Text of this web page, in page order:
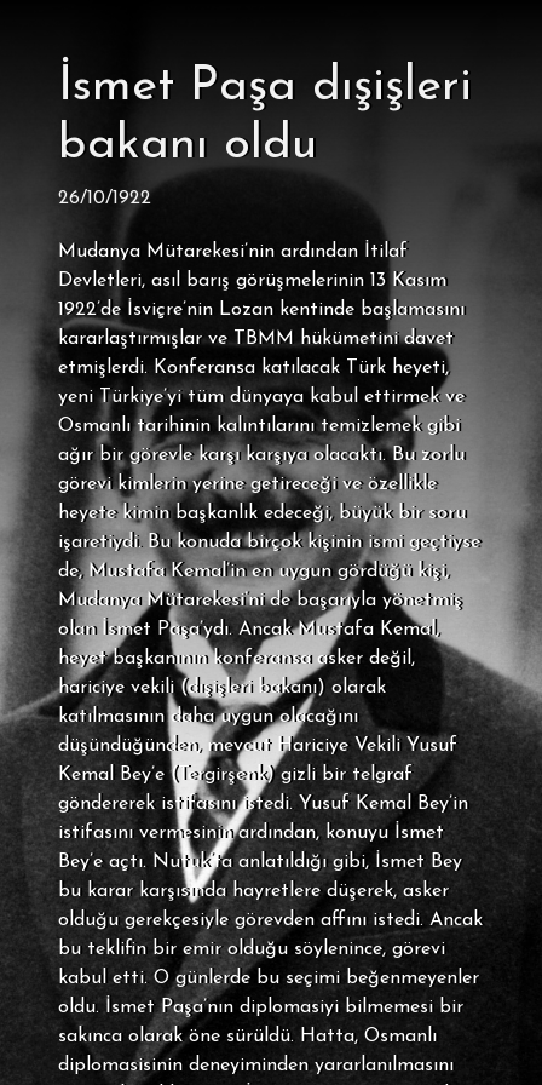
İsmet Paşa dışişleri
bakanı oldu
26/10/1922
Mudanya Mütarekesi’nin ardından İtilaf
Devletleri, asıl barış görüşmelerinin 13 Kasım
1922’de İsviçre’nin Lozan kentinde başlamasını
kararlaştırmışlar ve TBMM hükümetini davet
etmişlerdi. Konferansa katılacak Türk heyeti,
yeni Türkiye’yi tüm dünyaya kabul ettirmek ve
Osmanlı tarihinin kalıntılarını temizlemek gibi
ağır bir görevle karşı karşıya olacaktı. Bu zorlu
görevi kimlerin yerine getireceği ve özellikle
heyete kimin başkanlık edeceği, büyük bir soru
işaretiydi. Bu konuda birçok kişinin ismi geçtiyse
de, Mustafa Kemal’in en uygun gördüğü kişi,
Mudanya Mütarekesi’ni de başarıyla yönetmiş
olan İsmet Paşa’ydı. Ancak Mustafa Kemal,
heyet başkanının konferansa asker değil,
hariciye vekili (dışişleri bakanı) olarak
katılmasının daha uygun olacağını
düşündüğünden, mevcut Hariciye Vekili Yusuf
Kemal Bey’e (Tergirşenk) gizli bir telgraf
göndererek istifasını istedi. Yusuf Kemal Bey’in
istifasını vermesinin ardından, konuyu İsmet
Bey’e açtı. Nutuk’ta anlatıldığı gibi, İsmet Bey
bu karar karşısında hayretlere düşerek, asker
olduğu gerekçesiyle görevden affını istedi. Ancak
bu teklifin bir emir olduğu söylenince, görevi
kabul etti. O günlerde bu seçimi beğenmeyenler
oldu. İsmet Paşa’nın diplomasiyi bilmemesi bir
sakınca olarak öne sürüldü. Hatta, Osmanlı
diplomasisinin deneyiminden yararlanılmasını